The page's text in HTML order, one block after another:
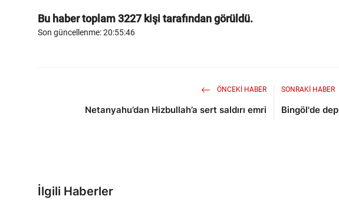
Bu haber toplam3227kişi tarafından görüldü.
Son güncellenme: 20:55:46
ÖNCEKI HABER
Netanyahu’dan Hizbullah’a sert saldırı emri
SONRAKI HABER
Bingöl'de
İlgili Haberler